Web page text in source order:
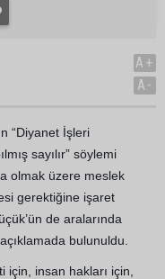
A+
A-
“Diyanet İşleri
sayılır” söylemi
olmak üzere meslek
gerektiğine işaret
de aralarında
bulunuldu.
insan hakları için,